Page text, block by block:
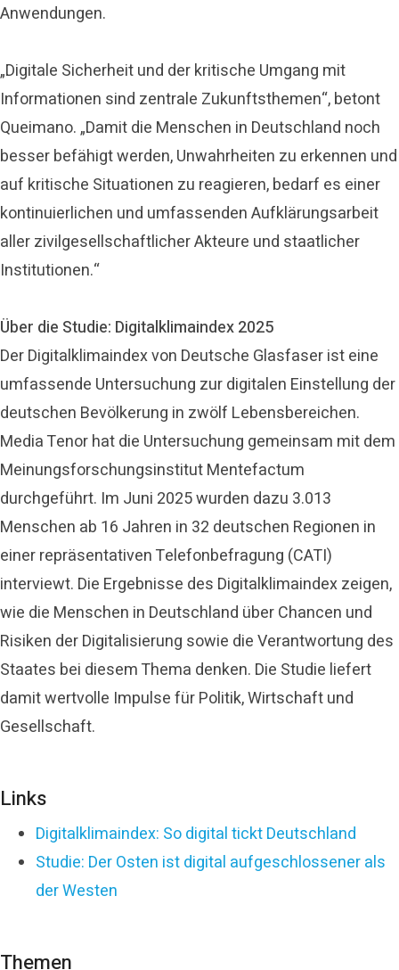
Anwendungen.
„Digitale Sicherheit und der kritische Umgang mit
Informationen sind zentrale Zukunftsthemen“, betont
Queimano. „Damit die Menschen in Deutschland noch
besser befähigt werden, Unwahrheiten zu erkennen und
auf kritische Situationen zu reagieren, bedarf es einer
kontinuierlichen und umfassenden Aufklärungsarbeit
aller zivilgesellschaftlicher Akteure und staatlicher
Institutionen.“
Über die Studie: Digitalklimaindex 2025
Der Digitalklimaindex von Deutsche Glasfaser ist eine
umfassende Untersuchung zur digitalen Einstellung der
deutschen Bevölkerung in zwölf Lebensbereichen.
Media Tenor hat die Untersuchung gemeinsam mit dem
Meinungsforschungsinstitut Mentefactum
durchgeführt. Im Juni 2025 wurden dazu 3.013
Menschen ab 16 Jahren in 32 deutschen Regionen in
einer repräsentativen Telefonbefragung (CATI)
interviewt. Die Ergebnisse des Digitalklimaindex zeigen,
wie die Menschen in Deutschland über Chancen und
Risiken der Digitalisierung sowie die Verantwortung des
Staates bei diesem Thema denken. Die Studie liefert
damit wertvolle Impulse für Politik, Wirtschaft und
Gesellschaft.
Links
Digitalklimaindex: So digital tickt Deutschland
Studie: Der Osten ist digital aufgeschlossener als
der Westen
Themen